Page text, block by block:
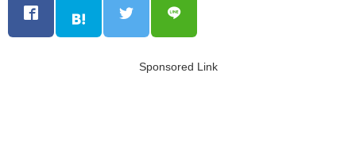
Sponsored Link